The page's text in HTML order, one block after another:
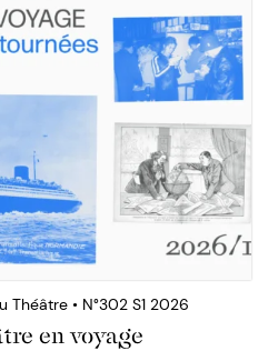
Théâtre • N°302 S1 2026
en voyage